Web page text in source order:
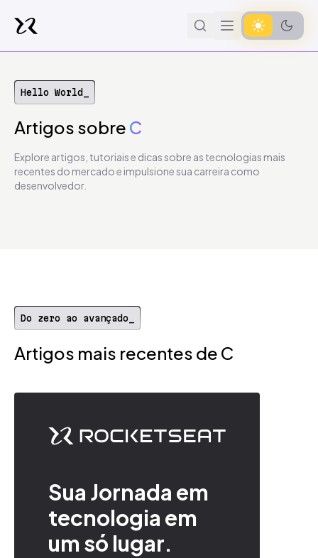
Hello World_
Artigos sobre C
Explore artigos, tutoriais e dicas sobre as tecnologias mais
recentes do mercado e impulsione sua carreira como
desenvolvedor.
Do zero ao avançado_
Artigos mais recentes de C
Sua Jornada em
tecnologia em
um só lugar.